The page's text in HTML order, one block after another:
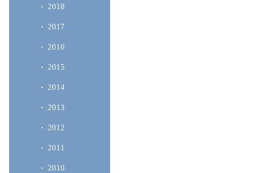
2018
2017
2016
2015
2014
2013
2012
2011
2010